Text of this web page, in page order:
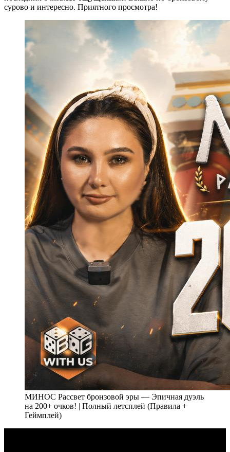
сурово и интересно. Приятного просмотра!
МИНОС Рассвет бронзовой эры — Эпичная дуэль
на 200+ очков! | Полный летсплей (Правила +
Геймплей)